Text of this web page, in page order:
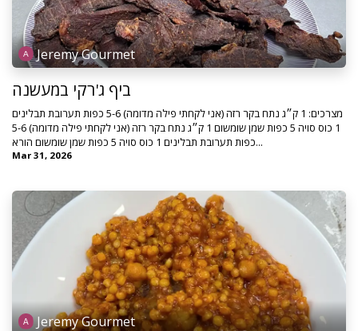
Jeremy Gourmet
ביף ג'רקי במעשנה
מצרכים: 1 ק״ג נתח בקר רזה (אני לקחתי פילה מדומה) 5-6 כפות תערובת תבלינים
1 כוס סויה 5 כפות שמן שומשום 1 ק״ג נתח בקר רזה (אני לקחתי פילה מדומה) 5-6
כפות תערובת תבלינים 1 כוס סויה 5 כפות שמן שומשום הורא...
Mar 31, 2026
Jeremy Gourmet